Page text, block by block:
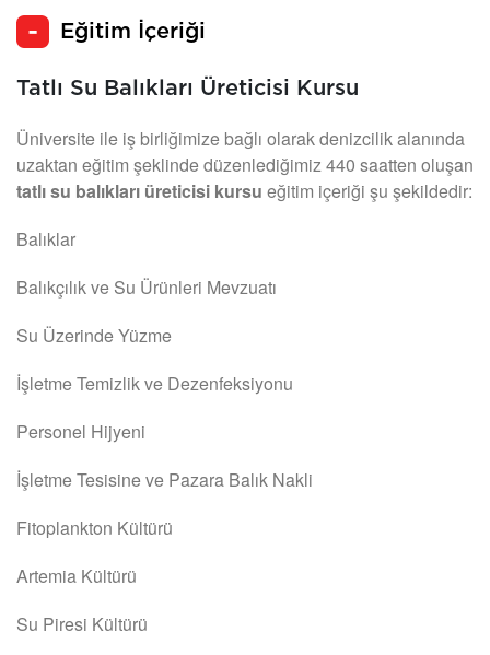
Eğitim İçeriği
Tatlı Su Balıkları Üreticisi Kursu
Üniversite ile iş birliğimize bağlı olarak denizcilik alanında
uzaktan eğitim şeklinde düzenlediğimiz 440 saatten oluşan
tatlı su balıkları üreticisi kursu eğitim içeriği şu şekildedir:
Balıklar
Balıkçılık ve Su Ürünleri Mevzuatı
Su Üzerinde Yüzme
İşletme Temizlik ve Dezenfeksiyonu
Personel Hijyeni
İşletme Tesisine ve Pazara Balık Nakli
Fitoplankton Kültürü
Artemia Kültürü
Su Piresi Kültürü